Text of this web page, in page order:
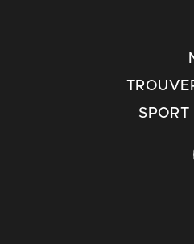
SPORT